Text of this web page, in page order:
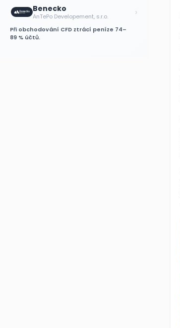
Benecko
AnTePo Developement, s.r.o. ›
Při obchodování CFD ztrácí peníze 74–
89 % účtů.